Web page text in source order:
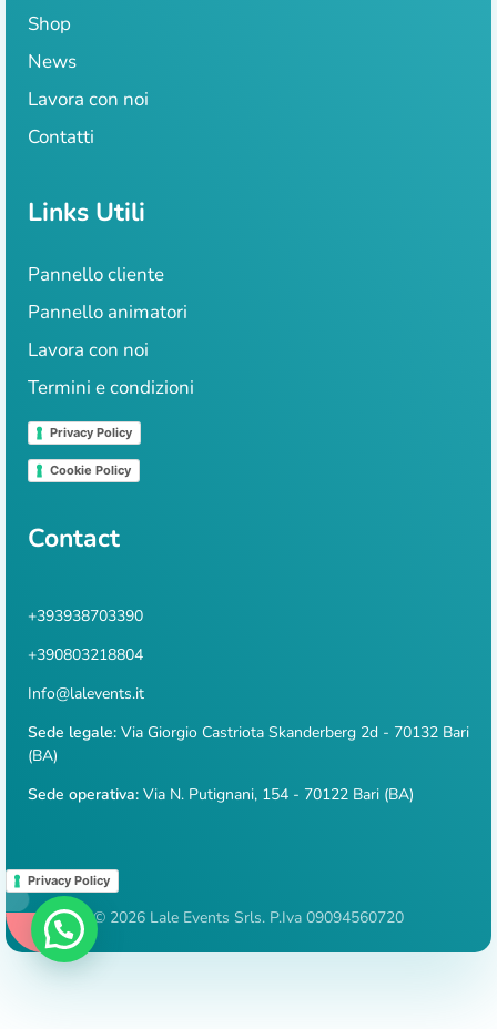
Shop
News
Lavora con noi
Contatti
Links Utili
Pannello cliente
Pannello animatori
Lavora con noi
Termini e condizioni
Privacy Policy
Cookie Policy
Contact
+393938703390
+390803218804
Info@lalevents.it
Sede legale: Via Giorgio Castriota Skanderberg 2d - 70132 Bari
(BA)
Sede operativa: Via N. Putignani, 154 - 70122 Bari (BA)
Privacy Policy
© 2026 Lale Events Srls. P.Iva 09094560720